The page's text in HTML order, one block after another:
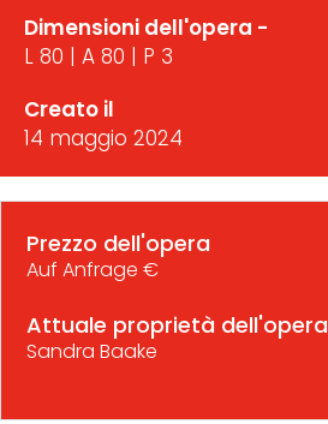
Dimensioni dell'opera -
L 80 | A 80 | P 3
Creato il
14 maggio 2024
Prezzo dell'opera
Auf Anfrage €
Attuale proprietà dell'opera
Sandra Baake